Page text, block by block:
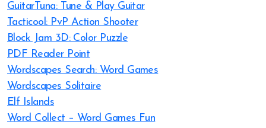
GuitarTuna: Tune & Play Guitar
Tacticool: PvP Action Shooter
Block Jam 3D: Color Puzzle
PDF Reader Point
Wordscapes Search: Word Games
Wordscapes Solitaire
Elf Islands
Word Collect – Word Games Fun